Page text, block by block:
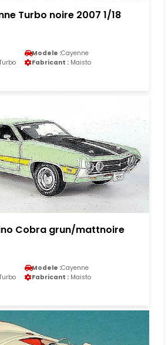
Turbo noire 2007 1/18
Modele :Cayenne
Fabricant : Maisto
Cobra grun/mattnoire
Modele :Cayenne
Fabricant : Maisto